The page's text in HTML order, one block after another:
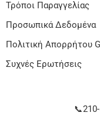
Τρόποι Παραγγελίας
Προσωπικά Δεδομένα
Πολιτική Απορρήτου
Συχνές Ερωτήσεις
📞